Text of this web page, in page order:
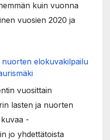
kuin vuonna
vuosien 2020 ja
elokuvakilpailu
vuosittain
lasten ja nuorten
-
jo yhdettätoista